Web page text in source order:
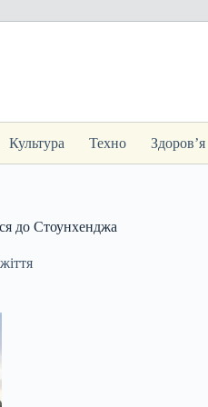
Культура Техно Здоров’я
до Стоунхенджа